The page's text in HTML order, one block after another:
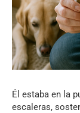
Él estaba en la
escaleras,